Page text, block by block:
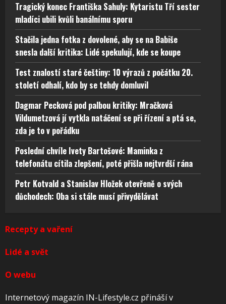
Tragický konec Františka Sahuly: Kytaristu Tří sester
mladíci ubili kvůli banálnímu sporu
Stačila jedna fotka z dovolené, aby se na Babiše
snesla další kritika: Lidé spekulují, kde se koupe
Test znalostí staré češtiny: 10 výrazů z počátku 20.
století odhalí, kdo by se tehdy domluvil
Dagmar Pecková pod palbou kritiky: Mračková
Vildumetzová jí vytkla natáčení se při řízení a ptá se,
zda je to v pořádku
Poslední chvíle Ivety Bartošové: Maminka z
telefonátu cítila zlepšení, poté přišla nejtvrdší rána
Petr Kotvald a Stanislav Hložek otevřeně o svých
důchodech: Oba si stále musí přivydělávat
Recepty a vaření
Lidé a svět
O webu
Internetový magazín IN-Lifestyle.cz přináší v